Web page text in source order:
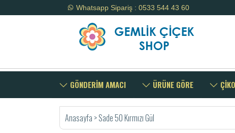
Whatsapp Sipariş : 0533 544 43 60
GÖNDERİM AMACI ÜRÜNE GÖRE
Anasayfa >Sade 50 Kırmızı Gül